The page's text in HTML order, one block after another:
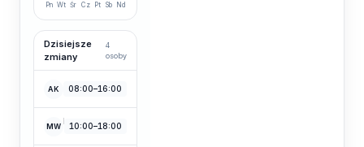
Pn Wt Śr Cz Pt Sb Nd
Dzisiejsze
zmiany
4
osoby
AK Anna Kowalska
08:00–16:00
MW Marek Wiśniewski
10:00–18:00